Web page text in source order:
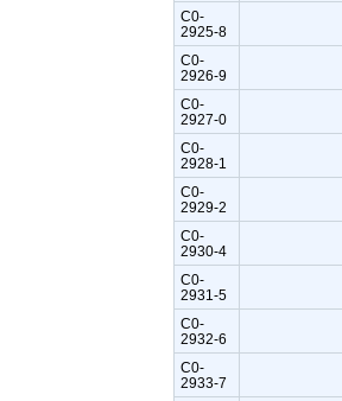
C0-
2925-8
C0-
2926-9
C0-
2927-0
C0-
2928-1
C0-
2929-2
C0-
2930-4
C0-
2931-5
C0-
2932-6
C0-
2933-7